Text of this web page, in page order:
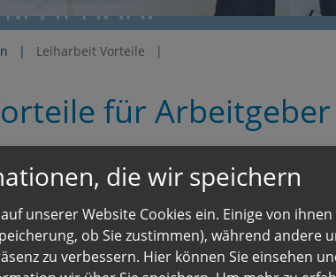
Leiharbeit Vorteile
für Arbeitgeber
Zeitarbeit und Personalleasing, verfügen
vielen verschiedenen Berufsgruppen. Damit
können durch den Einsatz von Zeitarbeit
wir für Sie die Suche nach dem
die wir speichern
unserer Website Cookies ein. Einige von ihnen
ob Sie zustimmen), während andere
zu verbessern. Hier können Sie einsehen